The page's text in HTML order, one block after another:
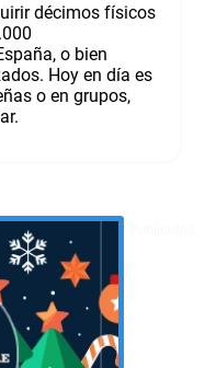
décimos físicos
o bien
Hoy en día es
o en grupos,